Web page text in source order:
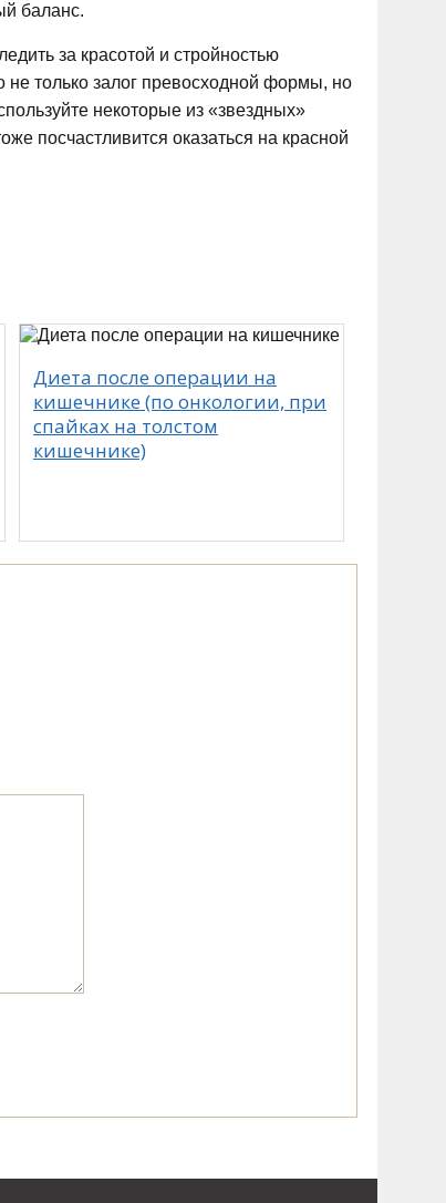
баланс.
за красотой и стройностью
не только залог превосходной формы, но
некоторые из «звездных»
посчастливится оказаться на красной
Диета после операции на
кишечнике (по онкологии, при
спайках на толстом
кишечнике)